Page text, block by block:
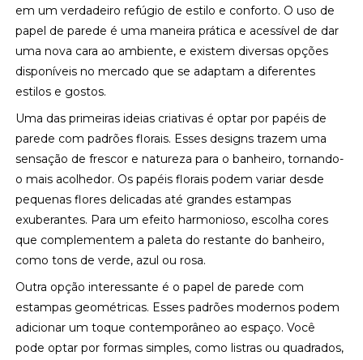
em um verdadeiro refúgio de estilo e conforto. O uso de
papel de parede é uma maneira prática e acessível de dar
uma nova cara ao ambiente, e existem diversas opções
disponíveis no mercado que se adaptam a diferentes
estilos e gostos.
Uma das primeiras ideias criativas é optar por papéis de
parede com padrões florais. Esses designs trazem uma
sensação de frescor e natureza para o banheiro, tornando-
o mais acolhedor. Os papéis florais podem variar desde
pequenas flores delicadas até grandes estampas
exuberantes. Para um efeito harmonioso, escolha cores
que complementem a paleta do restante do banheiro,
como tons de verde, azul ou rosa.
Outra opção interessante é o papel de parede com
estampas geométricas. Esses padrões modernos podem
adicionar um toque contemporâneo ao espaço. Você
pode optar por formas simples, como listras ou quadrados,